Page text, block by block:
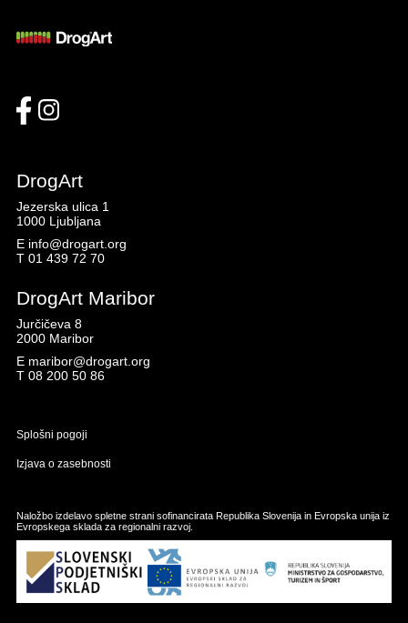
DrogArt
Jezerska ulica 1
1000 Ljubljana
E info@drogart.org
T 01 439 72 70
DrogArt Maribor
Jurčičeva 8
2000 Maribor
E maribor@drogart.org
T 08 200 50 86
Splošni pogoji
Izjava o zasebnosti
Naložbo izdelavo spletne strani sofinancirata Republika Slovenija in Evropska unija iz
Evropskega sklada za regionalni razvoj.